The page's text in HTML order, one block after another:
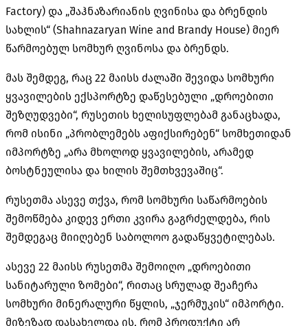
Factory) და „შაჰნაზარიანის ღვინისა და ბრენდის
სახლის“ (Shahnazaryan Wine and Brandy House) მიერ
წარმოებულ სომხურ ღვინოსა და ბრენდს.
მას შემდეგ, რაც 22 მაისს ძალაში შევიდა სომხური
ყვავილების ექსპორტზე დაწესებული „დროებითი
შეზღუდვები“, რუსეთის ხელისუფლებამ განაცხადა,
რომ ისინი „პრობლემებს აფიქსირებენ“ სომხეთიდან
იმპორტზე „არა მხოლოდ ყვავილების, არამედ
ბოსტნეულისა და ხილის შემთხვევაშიც“.
რუსეთმა ასევე თქვა, რომ სომხური საწარმოების
შემოწმება კიდევ ერთი კვირა გაგრძელდება, რის
შემდეგაც მიიღებენ საბოლოო გადაწყვეტილებას.
ასევე 22 მაისს რუსეთმა შემოიღო „დროებითი
სანიტარული ზომები“, რითაც სრულად შეაჩერა
სომხური მინერალური წყლის, „ჯერმუკის“ იმპორტი.
მიზეზად დასახელდა ის, რომ პროდუქტი არ